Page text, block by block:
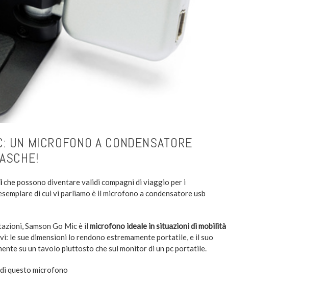
UN MICROFONO A CONDENSATORE
che possono diventare validi compagni di viaggio per i
di cui vi parliamo è il microfono a condensatore usb
Samson Go Mic è il microfono ideale in situazioni di mobilità
le sue dimensioni lo rendono estremamente portatile, e il suo
su un tavolo piuttosto che sul monitor di un pc portatile.
questo microfono